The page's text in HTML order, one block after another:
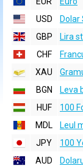
USD
Dolar
GBP
Lira
CHF
XAU
BGN
Leva
HUF
100
MDL
Leul
JPY
100
AUD